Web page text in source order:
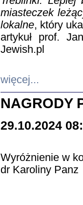
miasteczek
lokalne, który
artykuł prof.
Jewish.pl
więcej...
NAGRODY
29.10.2024
Wyróżnienie w
dr Karoliny Panz